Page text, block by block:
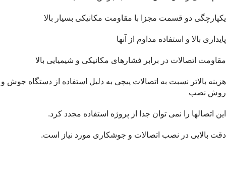
یکپارچگی دو قسمت مجزا با مقاومت مکانیکی بسیار بالا
پایداری بالا و استفاده مداوم از آنها
مقاومت اتصالات در برابر فشارهای مکانیکی و شیمیایی بالا
هزینه بالاتر نسبت به اتصالات پیچی به دلیل استفاده از دستگاه جوش و
روش نصب
این اتصالها را نمی توان جدا از پروژه استفاده مجدد کرد.
دقت بالایی در نصب اتصالات و جوشکاری مورد نیاز است.